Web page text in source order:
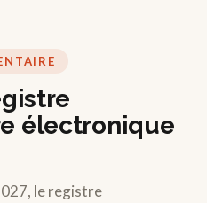
électronique
le registre